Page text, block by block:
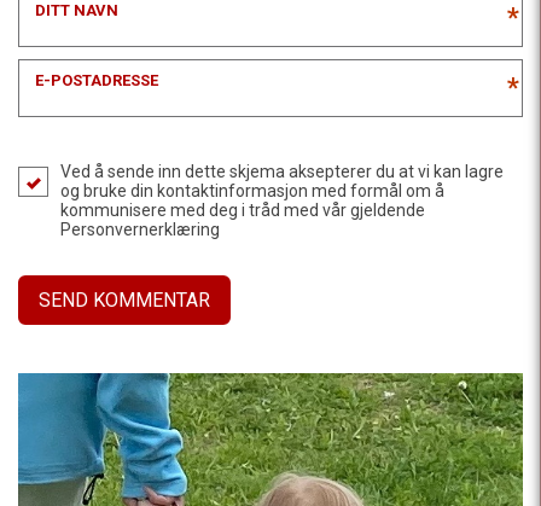
DITT NAVN *
E-POSTADRESSE *
Ved å sende inn dette skjema aksepterer du at vi kan lagre
og bruke din kontaktinformasjon med formål om å
kommunisere med deg i tråd med vår gjeldende
Personvernerklæring